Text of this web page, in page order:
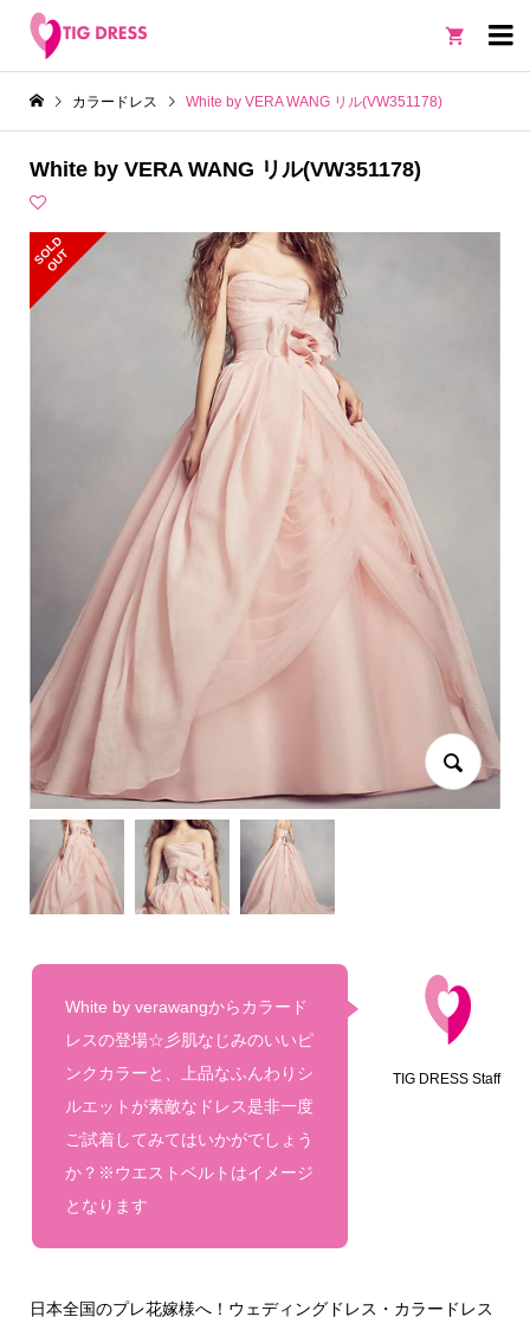

カラードレス White by VERA WANG リル(VW351178)
White by VERA WANG リル(VW351178)
S
O
L
D
O
U
T
TIG DRESS Staff
White by verawangからカラード
レスの登場☆彡肌なじみのいいピ
ンクカラーと、上品なふんわりシ
ルエットが素敵なドレス是非一度
ご試着してみてはいかがでしょう
か？※ウエストベルトはイメージ
となります
日本全国のプレ花嫁様へ！ウェディングドレス・カラードレス